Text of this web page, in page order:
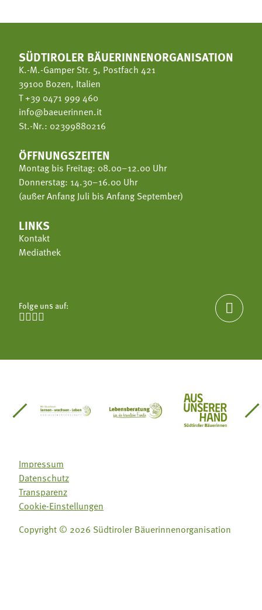
SÜDTIROLER BÄUERINNENORGANISATION
K.-M.-Gamper Str. 5, Postfach 421
39100 Bozen, Italien
T+39 0471 999 460
info@baeuerinnen.it
St.-Nr.: 02399880216
ÖFFNUNGSZEITEN
Montag bis Freitag: 08.00–12.00 Uhr
Donnerstag: 14.30–16.00 Uhr
(außer Anfang Juli bis Anfang September)
LINKS
Kontakt
Mediathek
Folge uns auf:


Südtirol
Gärtnervereinigung
Sozialgenossenschaft Mit Bäuerinnen lernen -
Lebensberatung für dieAus unserer
Impressum
Datenschutz
Transparenz
Cookie-Einstellungen
Copyright © 2026 Südtiroler Bäuerinnenorganisation